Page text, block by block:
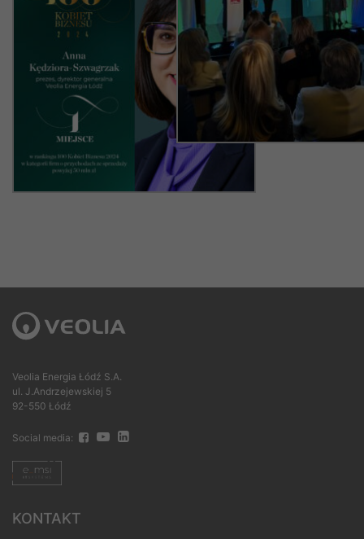
Veolia Energia Łódź S.A.
ul. J.Andrzejewskiej 5
92-550 Łódź
Social media:
KONTAKT